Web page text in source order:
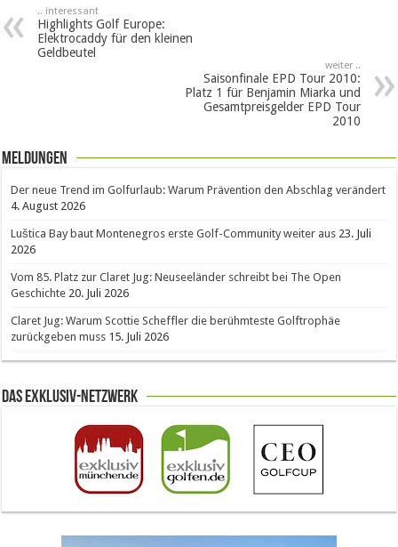
.. interessant
Highlights Golf Europe:
Elektrocaddy für den kleinen
Geldbeutel
weiter ..
Saisonfinale EPD Tour 2010:
Platz 1 für Benjamin Miarka und
Gesamtpreisgelder EPD Tour
2010
Meldungen
Der neue Trend im Golfurlaub: Warum Prävention den Abschlag verändert
4. August 2026
Luštica Bay baut Montenegros erste Golf-Community weiter aus 23. Juli
2026
Vom 85. Platz zur Claret Jug: Neuseeländer schreibt bei The Open
Geschichte 20. Juli 2026
Claret Jug: Warum Scottie Scheffler die berühmteste Golftrophäe
zurückgeben muss 15. Juli 2026
Das Exklusiv-Netzwerk